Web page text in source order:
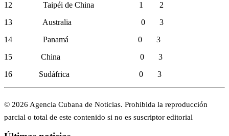
12 Taipéi de China 1 2
13 Australia 0 3
14 Panamá 0 3
15 China 0 3
16 Sudáfrica 0 3
© 2026 Agencia Cubana de Noticias. Prohibida la reproducción
parcial o total de este contenido si no es suscriptor editorial